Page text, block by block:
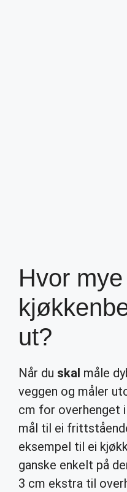
Hvor
ut?
Når du skal måle
veggen og måler
cm for overhenget
mål til ei
eksempel til ei
ganske enkelt på
3 cm ekstra til